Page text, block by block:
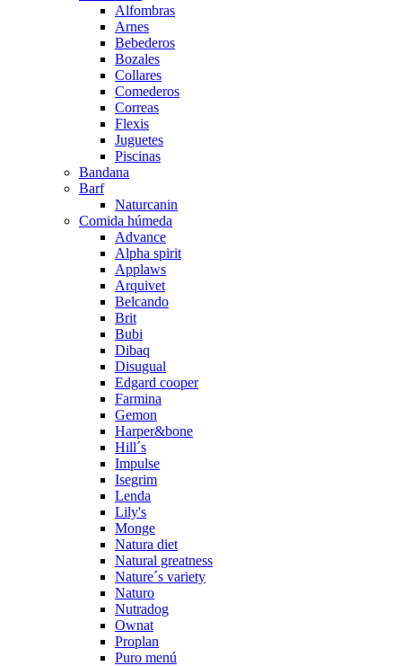
Alfombras
Arnes
Bebederos
Bozales
Collares
Comederos
Correas
Flexis
Juguetes
Piscinas
Bandana
Barf
Naturcanin
Comida húmeda
Advance
Alpha spirit
Applaws
Arquivet
Belcando
Brit
Bubi
Dibaq
Disugual
Edgard cooper
Farmina
Gemon
Harper&bone
Hill´s
Impulse
Isegrim
Lenda
Lily's
Monge
Natura diet
Natural greatness
Nature´s variety
Naturo
Nutradog
Ownat
Proplan
Puro menú